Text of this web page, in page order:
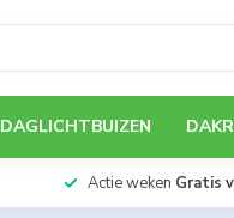
DAGLICHTBUIZEN
Actie weken Gratis